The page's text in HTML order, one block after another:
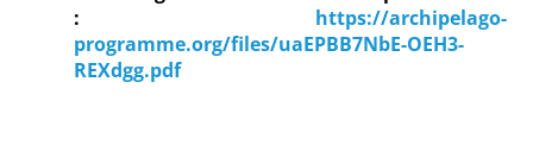
: https://archipelago-
programme.org/files/uaEPBB7NbE-OEH3-
REXdgg.pdf